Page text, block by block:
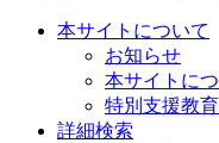
本サイトについて
お知らせ
本サイトに
特別支援教
詳細検索